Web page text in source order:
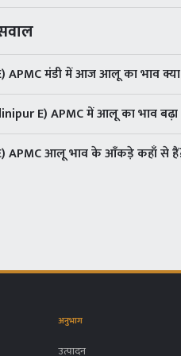
APMC मंडी में आज आलू का भाव
E) APMC में आलू का भाव बढ़ा
APMC आलू भाव के आँकड़े कहाँ से
अनुभाग
उत्पादन